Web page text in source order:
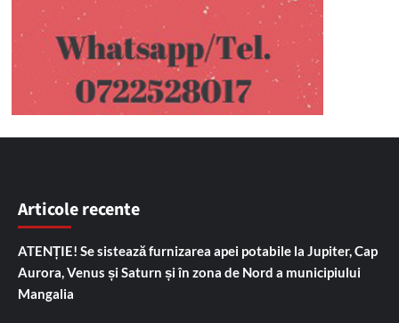
Articole recente
ATENȚIE! Se sistează furnizarea apei potabile la Jupiter, Cap
Aurora, Venus și Saturn și în zona de Nord a municipiului
Mangalia